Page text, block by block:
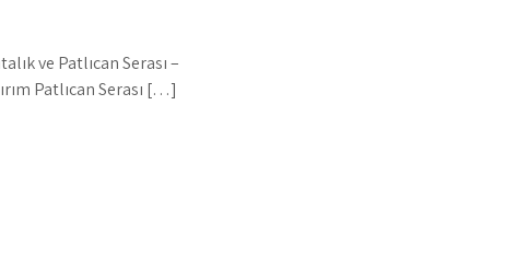
ve Patlıcan Serası –
Patlıcan Serası […]